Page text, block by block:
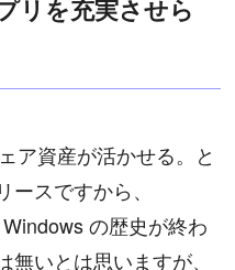
リを充実させら
ア資産が活かせる。と
スですから、
の歴史が終わ
いとは思いますが、